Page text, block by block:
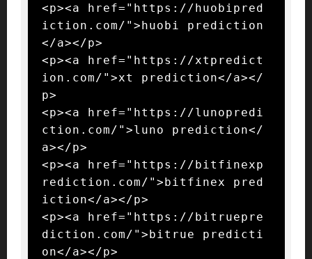
<p><a href="https://huobipred
iction.com/">huobi prediction
</a></p>
<p><a href="https://xtpredict
ion.com/">xt prediction</a></
p>
<p><a href="https://lunopredi
ction.com/">luno prediction</
a></p>
<p><a href="https://bitfinexp
rediction.com/">bitfinex pred
iction</a></p>
<p><a href="https://bitruepre
diction.com/">bitrue predicti
on</a></p>